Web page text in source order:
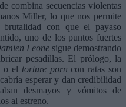
combina secuencias violentas
Miller, lo que nos permite
con que el payaso
uno de los puntos fuertes
Leone sigue demostrando
pesadillas. El prólogo, la
o el torture porn con ratas son
esperar y dan credibilidad
desmayos y vómitos de
al estreno.